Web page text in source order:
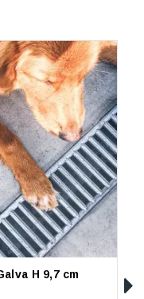
H 9,7 cm